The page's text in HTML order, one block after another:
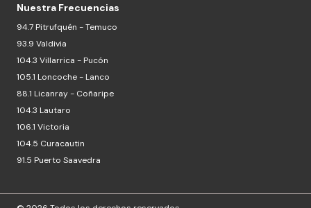
Nuestra Frecuencias
94.7 Pitrufquén - Temuco
93.9 Valdivia
104.3 Villarrica - Pucón
105.1 Loncoche - Lanco
88.1 Licanray - Coñaripe
104.3 Lautaro
106.1 Victoria
104.5 Curacautin
91.5 Puerto Saavedra